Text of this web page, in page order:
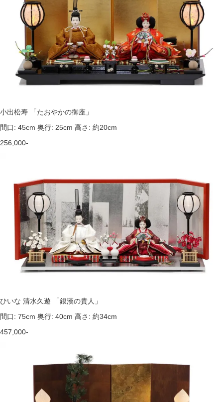
小出松寿 「たおやかの御座」
間口: 45cm 奥行: 25cm 高さ: 約20cm
256,000-
ひいな 清水久遊 「銀漢の貴人」
間口: 75cm 奥行: 40cm 高さ: 約34cm
457,000-